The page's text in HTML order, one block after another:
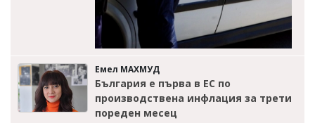
Емел МАХМУД
България е първа в ЕС по
производствена инфлация за трети
пореден месец